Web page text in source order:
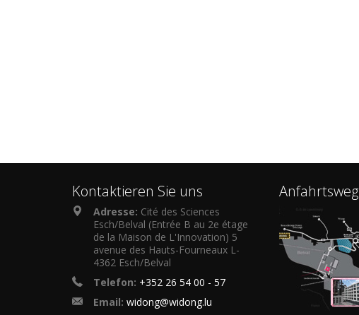
Kontaktieren Sie uns
Adresse: Cité des Sciences
Esch/Belval (Entrée B au 2e étage
de la Maison de L'Innovation) 5
avenue des Hauts-Fourneaux L-
4362 Esch/Belval
Telefon: +352 26 54 00 - 57
Email: widong@widong.lu
Anfahrtsweg